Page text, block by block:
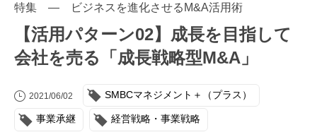
トピックス＆インフォメーション
お役立ち情報
インタビュー・レポート
特集 ― ビジネスを進化させるM&A活用術
【活用パターン02】成長を目指して
会社を売る「成長戦略型M&A」
2021/06/02 SMBCマネジメント＋（プラス）
事業承継 経営戦略・事業戦略